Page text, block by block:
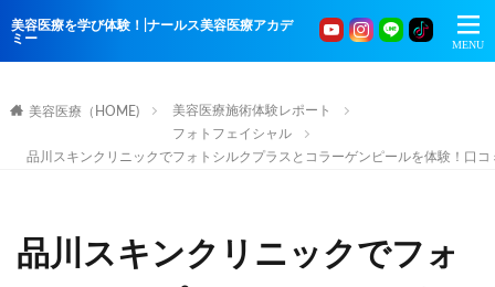
美容医療を学び体験！|ナールス美容医療アカデ
ミー
美容医療（HOME)
美容医療施術体験レポート
フォトフェイシャル
品川スキンクリニックでフォトシルクプラスとコラーゲンピールを体験！口
品川スキンクリニックでフォ